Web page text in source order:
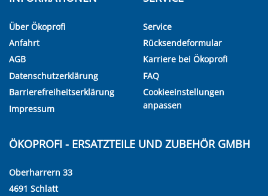
Über Ökoprofi
Anfahrt
AGB
Datenschutzerklärung
Barrierefreiheitserklärung
Impressum
Service
Rücksendeformular
Karriere bei Ökoprofi
FAQ
Cookieeinstellungen
anpassen
ÖKOPROFI - ERSATZTEILE UND ZUBEHÖR GMBH
Oberharrern 33
4691 Schlatt